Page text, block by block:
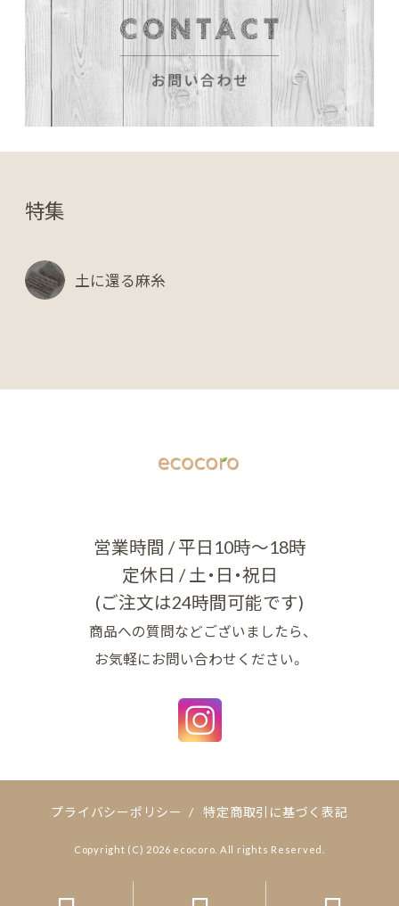
特集
土に還る麻糸
営業時間 / 平日10時～18時
定休日 / 土・日・祝日
(ご注文は24時間可能です)
商品への質問などございましたら、
お気軽にお問い合わせください。
プライバシーポリシー / 特定商取引に基づく表記
Copyright (C) 2026 ecocoro. All rights Reserved.